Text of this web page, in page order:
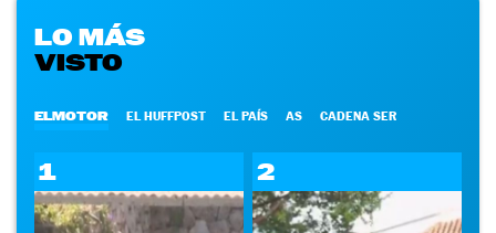
LO MÁS
VISTO
ELMOTOR EL HUFFPOST EL PAÍS AS CADENA SER
1 2